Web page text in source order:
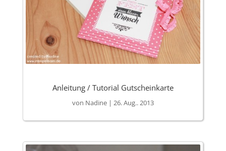
Anleitung / Tutorial Gutscheinkarte
von Nadine| 26. Aug.. 2013